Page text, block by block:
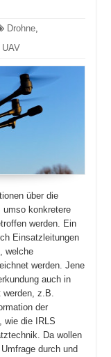
Drohne,
UAV
über die
umso konkretere
werden. Ein
Einsatzleitungen
welche
werden. Jene
auch in
werden, z.B.
der
wie die IRLS
Da wollen
durch und